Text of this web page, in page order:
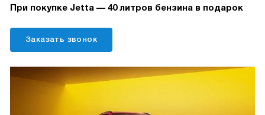
При покупке Jetta — 40 литров бензина в подарок
Заказать звонок